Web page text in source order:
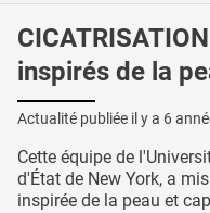
inspirés de la
Actualité publiée il y a 6
Cette équipe de
d'État de New York, a
inspirée de la peau et